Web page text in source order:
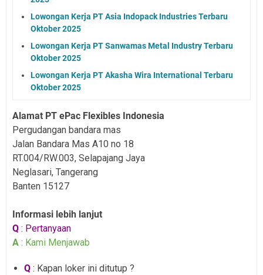
Lowongan Kerja PT Asia Indopack Industries Terbaru
Oktober 2025
Lowongan Kerja PT Sanwamas Metal Industry Terbaru
Oktober 2025
Lowongan Kerja PT Akasha Wira International Terbaru
Oktober 2025
Alamat PT ePac Flexibles Indonesia
Pergudangan bandara mas
Jalan Bandara Mas A10 no 18
RT.004/RW.003, Selapajang Jaya
Neglasari, Tangerang
Banten 15127
Informasi lebih lanjut
Q : Pertanyaan
A : Kami Menjawab
Q : Kapan loker ini ditutup ?